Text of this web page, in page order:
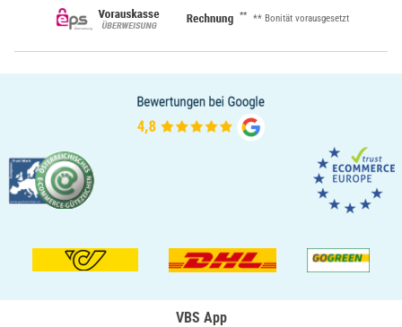
** ** Bonität vorausgesetzt
VBS App